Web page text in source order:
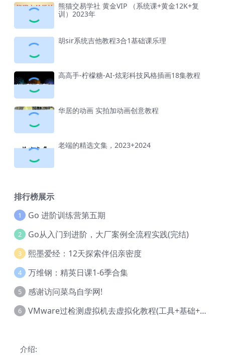
熊猫交易学社 黄金VIP （系统课+黄金12K+复
训）2023年
胡sir系统吉他教程3合1基础课乐理
高高手-柠檬糖-AI-炫彩科技风格插画18集教程
华居的动画 实拍加动画创意教程
老端的精选文集，2023+2024
排行榜展示
1 Go 进阶训练营第五期
2 Go从入门到进阶，大厂案例全流程实践(完结)
3 熙墨爱经：12天探索伴侣亲密度
4 万维钢：精英日课1-6季合集
5 感谢访问菜鸟自学网!
6 VMware过检测虚拟机去虚拟化教程(工具+基础+进阶)
介绍: